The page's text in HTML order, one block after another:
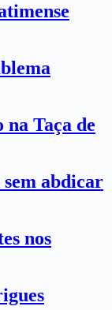
Taça de
abdicar
nos